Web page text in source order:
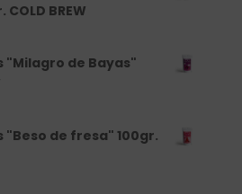
BREW
de Bayas"
de fresa" 100gr.